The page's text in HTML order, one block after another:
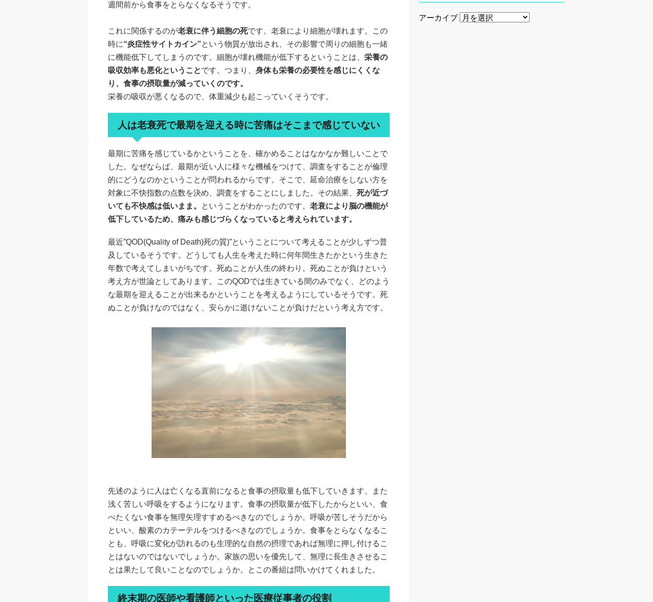
週間前から食事をとらなくなるそうです。
これに関係するのが老衰に伴う細胞の死です。老衰により細胞が壊れます。この
時に“炎症性サイトカイン”という物質が放出され、その影響で周りの細胞も一緒
に機能低下してしまうのです。細胞が壊れ機能が低下するということは、 栄養の
吸収効率も悪化ということです。つまり、 身体も栄養の必要性を感じにくくな
り、食事の摂取量が減っていくのです。
栄養の吸収が悪くなるので、体重減少も起こっていくそうです。
人は老衰死で最期を迎える時に苦痛はそこまで感じていない
最期に苦痛を感じているかということを、確かめることはなかなか難しいことで
した。なぜならば、最期が近い人に様々な機械をつけて、調査をすることが倫理
的にどうなのかということが問われるからです。そこで、延命治療をしない方を
対象に不快指数の点数を決め、調査をすることにしました。その結果、 死が近づ
いても不快感は低いまま。
ということがわかったのです。 老衰により脳の機能が
低下しているため、痛みも感じづらくなっていると考えられています。
最近”QOD(Quality of Death)死の質)”ということについて考えることが少しずつ普
及しているそうです。どうしても人生を考えた時に何年間生きたかという生きた
年数で考えてしまいがちです。死ぬことが人生の終わり。死ぬことが負けという
考え方が世論としてあります。このQODでは生きている間のみでなく、どのよう
な最期を迎えることが出来るかということを考えるようにしているそうです。死
ぬことが負けなのではなく、安らかに逝けないことが負けだという考え方です。
先述のように人は亡くなる直前になると食事の摂取量も低下していきます。また
浅く苦しい呼吸をするようになります。食事の摂取量が低下したからといい、食
べたくない食事を無理矢理すすめるべきなのでしょうか。呼吸が苦しそうだから
といい、酸素のカテーテルをつけるべきなのでしょうか。食事をとらなくなるこ
とも、呼吸に変化が訪れるのも生理的な自然の摂理であれば無理に押し付けるこ
とはないのではないでしょうか。家族の思いを優先して、無理に長生きさせるこ
とは果たして良いことなのでしょうか。とこの番組は問いかけてくれました。
終末期の医師や看護師といった医療従事者の役割
アーカイブ